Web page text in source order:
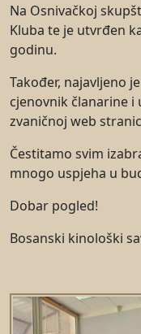
Na Osnivačkoj
Kluba te je utvrđen
godinu.
Također, najavljeno
cjenovnik članarine
zvaničnoj web
Čestitamo svim
mnogo uspjeha u
Dobar pogled!
Bosanski kinološki